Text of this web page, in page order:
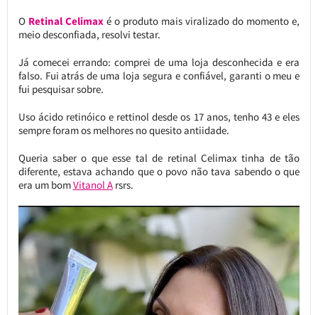
O Retinal Celimax é o produto mais viralizado do momento e,
meio desconfiada, resolvi testar.
Já comecei errando: comprei de uma loja desconhecida e era
falso. Fui atrás de uma loja segura e confiável, garanti o meu e
fui pesquisar sobre.
Uso ácido retinóico e rettinol desde os 17 anos, tenho 43 e eles
sempre foram os melhores no quesito antiidade.
Queria saber o que esse tal de retinal Celimax tinha de tão
diferente, estava achando que o povo não tava sabendo o que
era um bomVitanol Arsrs.